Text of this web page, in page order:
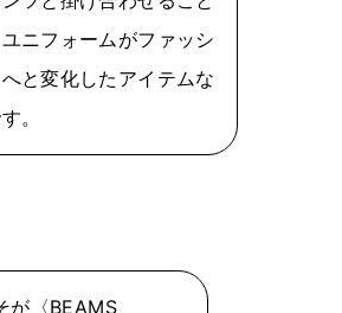
ニフォームがファッシ
へと変化したアイテムな
。
が〈BEAMS